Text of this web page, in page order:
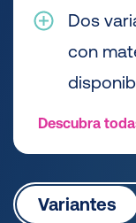
Dos
con
Descubra
Variantes